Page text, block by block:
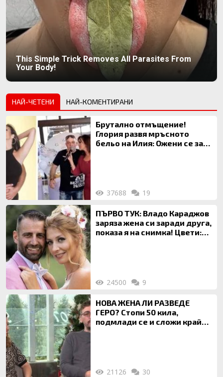
This Simple Trick Removes All Parasites From
Your Body!
НАЙ-ЧЕТЕНИ НАЙ-КОМЕНТИРАНИ
Брутално отмъщение!
Глория развя мръсното
бельо на Илия: Ожени се за
37688 19
ПЪРВО ТУК: Владо Караджов
заряза жена си заради друга,
показа я на снимка! Цвети:
24500 9
НОВА ЖЕНА ЛИ РАЗВЕДЕ
ГЕРО? Стопи 50 кила,
подмлади се и сложи край
21126 30